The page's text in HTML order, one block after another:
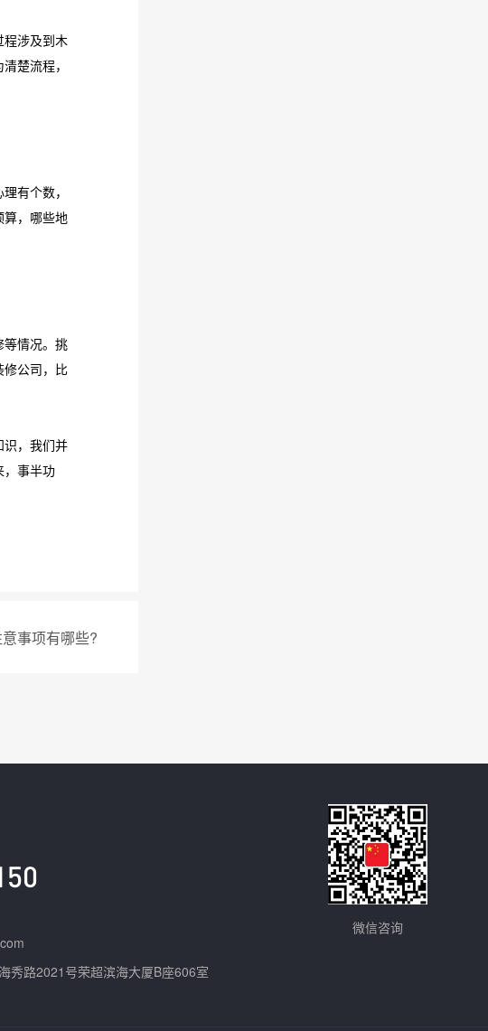
涉及到木
楚流程，
有个数，
算，哪些地
情况。挑
修公司，比
，我们并
，事半功
事项有哪些?
秀路2021号荣超滨海大厦B座606室
微信咨询